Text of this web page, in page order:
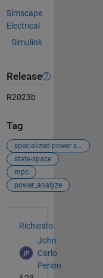
Simscape
Electrical
Simulink
Release
R2023b
Tag
specialized power system
state-space
mpc
power_analyze
Richiesto:
John
Carlo
Perion